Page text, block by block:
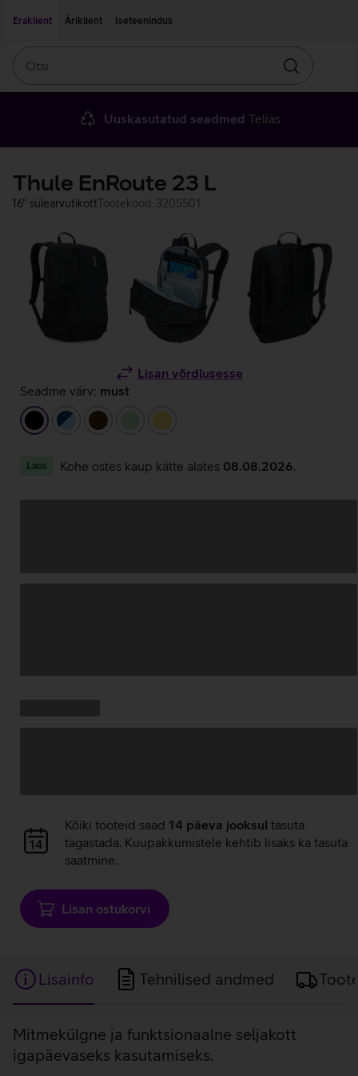
Eraklient
Äriklient Iseteenindus
Otsin
Uuskasutatud seadmed Telias
Thule EnRoute 23 L
16'' sülearvutikottTootekood: 3205501
Lisan võrdlusesse
Seadme värv: must
musttumesinine/helesinine
tumepruunheleroheline
kollane
Laos Kohe ostes kaup kätte alates 08.08.2026
Andmete
laadimine
Kõiki tooteid saad 14 päeva jooksul tasuta
tagastada. Kuupakkumistele kehtib lisaks ka tasuta
saatmine.
Lisan ostukorvi
Lisainfo Tehnilised andmed
Lisainfo
Mitmekülgne ja funktsionaalne seljakott
igapäevaseks kasutamiseks.